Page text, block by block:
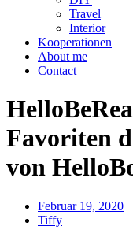
Travel
Interior
Kooperationen
About me
Contact
Favoriten
von
Februar 19, 2020
Tiffy